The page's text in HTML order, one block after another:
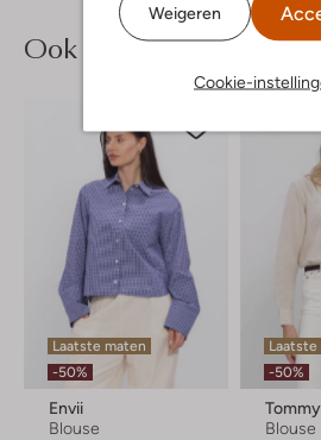
Weigeren
Cookie-
Ook iets voor jou?
Laatste maten
-50%
Envii
Blouse
Laatste
-50%
Blouse